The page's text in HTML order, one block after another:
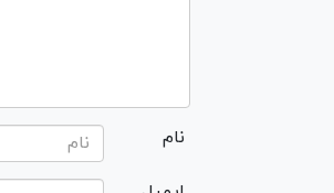
نام